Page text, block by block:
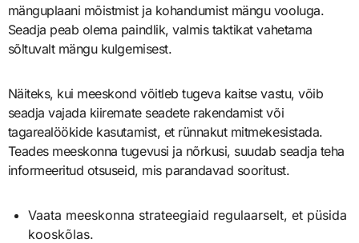
mänguplaani mõistmist ja kohandumist mängu vooluga.
Seadja peab olema paindlik, valmis taktikat vahetama
sõltuvalt mängu kulgemisest.
Näiteks, kui meeskond võitleb tugeva kaitse vastu, võib
seadja vajada kiiremate seadete rakendamist või
tagarealöökide kasutamist, et rünnakut mitmekesistada.
Teades meeskonna tugevusi ja nõrkusi, suudab seadja teha
informeeritud otsuseid, mis parandavad sooritust.
Vaata meeskonna strateegiaid regulaarselt, et püsida
kooskõlas.